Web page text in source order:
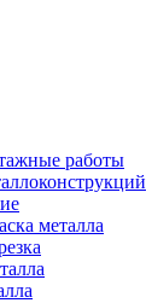
работы
металла